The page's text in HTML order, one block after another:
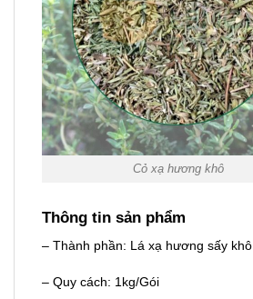
Cỏ xạ hương khô
Thông tin sản phẩm
– Thành phần: Lá xạ hương sấy khô
– Quy cách: 1kg/Gói